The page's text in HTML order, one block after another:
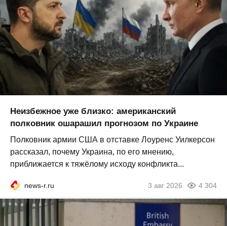
Неизбежное уже близко: американский
полковник ошарашил прогнозом по Украине
Полковник армии США в отставке Лоуренс Уилкерсон
рассказал, почему Украина, по его мнению,
приближается к тяжёлому исходу конфликта...
news-r.ru 3 авг 2026 4 304